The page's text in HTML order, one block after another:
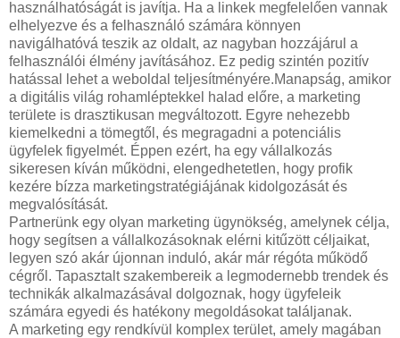
használhatóságát is javítja. Ha a linkek megfelelően vannak
elhelyezve és a felhasználó számára könnyen
navigálhatóvá teszik az oldalt, az nagyban hozzájárul a
felhasználói élmény javításához. Ez pedig szintén pozitív
hatással lehet a weboldal teljesítményére.Manapság, amikor
a digitális világ rohamléptekkel halad előre, a marketing
területe is drasztikusan megváltozott. Egyre nehezebb
kiemelkedni a tömegtől, és megragadni a potenciális
ügyfelek figyelmét. Éppen ezért, ha egy vállalkozás
sikeresen kíván működni, elengedhetetlen, hogy profik
kezére bízza marketingstratégiájának kidolgozását és
megvalósítását.
Partnerünk egy olyan marketing ügynökség, amelynek célja,
hogy segítsen a vállalkozásoknak elérni kitűzött céljaikat,
legyen szó akár újonnan induló, akár már régóta működő
cégről. Tapasztalt szakembereik a legmodernebb trendek és
technikák alkalmazásával dolgoznak, hogy ügyfeleik
számára egyedi és hatékony megoldásokat találjanak.
A marketing egy rendkívül komplex terület, amely magában